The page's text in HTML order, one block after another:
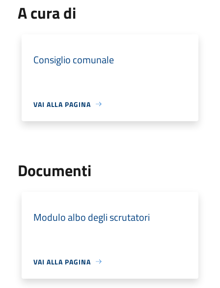
A cura di
Consiglio comunale
VAI ALLA PAGINA
Documenti
Modulo albo degli scrutatori
VAI ALLA PAGINA